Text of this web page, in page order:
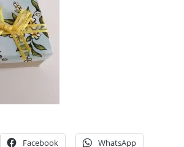
Facebook WhatsApp